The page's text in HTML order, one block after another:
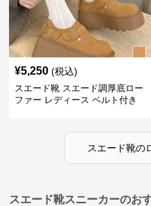
¥5,250 (税込)
スエード靴 スエード調厚底ロー
ファー レディース ベルト付き
スエード靴の
スエード靴スニーカーのお